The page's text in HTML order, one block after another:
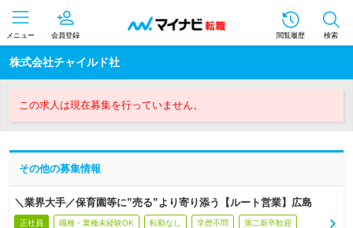
メニュー 会員登録 閲覧履歴 検索
株式会社チャイルド社
この求人は現在募集を行っていません。
その他の募集情報
＼業界大手／保育園等に”売る”より寄り添う【ルート営業】広島
正社員 職種・業種未経験OK 転勤なし 学歴不問 第二新卒歓迎